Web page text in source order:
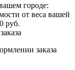
городе:
от веса вашей
руб.
заказа